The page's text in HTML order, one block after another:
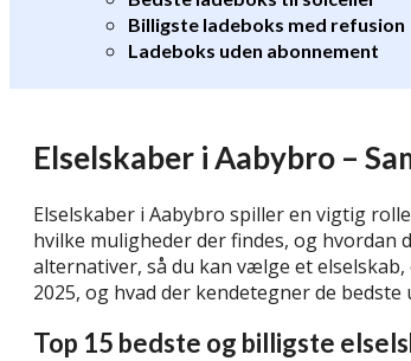
Billigste ladeboks med refusion
Ladeboks uden abonnement
Elselskaber i Aabybro –
Elselskaber i Aabybro spiller en vigtig
hvilke muligheder der findes, og
alternativer, så du kan vælge et
2025, og hvad der kendetegner de
Top 15 bedste og billigste